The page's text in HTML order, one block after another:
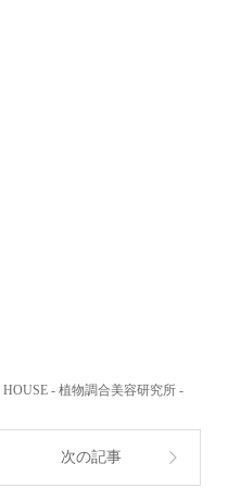
- 植物調合美容研究所 -
次の記事